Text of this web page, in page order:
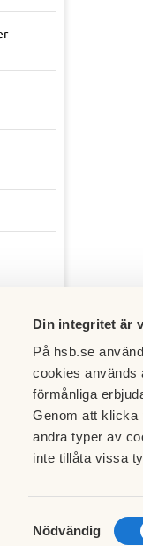
Din integritet är
På hsb.se
cookies används
förmånliga
Genom att klicka
andra typer av
inte tillåta vissa
Samtyckesval
Nödvändig